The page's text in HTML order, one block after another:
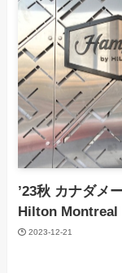
’23秋 カナダメ
Hilton
2023-12-21